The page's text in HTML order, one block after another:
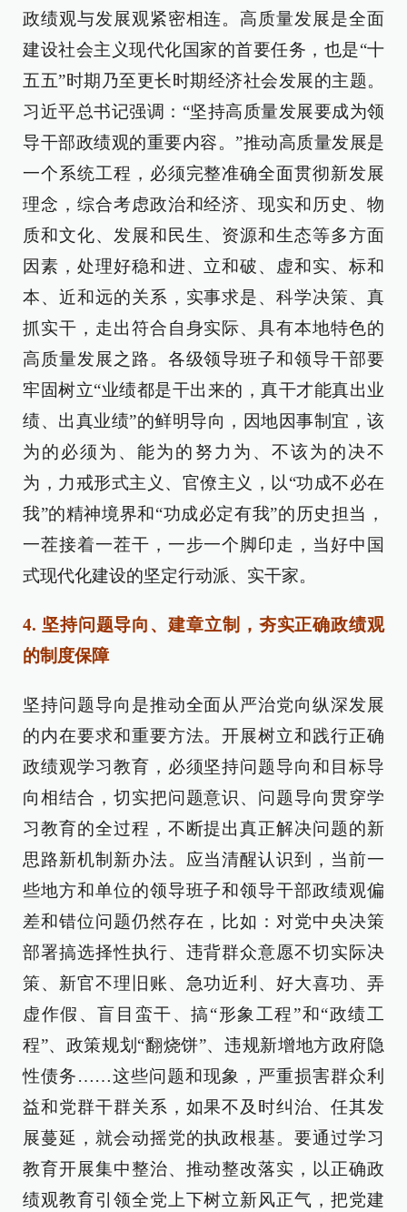
政绩观与发展观紧密相连。高质量发展是全面
建设社会主义现代化国家的首要任务，也是“十
五五”时期乃至更长时期经济社会发展的主题。
习近平总书记强调：“坚持高质量发展要成为领
导干部政绩观的重要内容。”推动高质量发展是
一个系统工程，必须完整准确全面贯彻新发展
理念，综合考虑政治和经济、现实和历史、物
质和文化、发展和民生、资源和生态等多方面
因素，处理好稳和进、立和破、虚和实、标和
本、近和远的关系，实事求是、科学决策、真
抓实干，走出符合自身实际、具有本地特色的
高质量发展之路。各级领导班子和领导干部要
牢固树立“业绩都是干出来的，真干才能真出业
绩、出真业绩”的鲜明导向，因地因事制宜，该
为的必须为、能为的努力为、不该为的决不
为，力戒形式主义、官僚主义，以“功成不必在
我”的精神境界和“功成必定有我”的历史担当，
一茬接着一茬干，一步一个脚印走，当好中国
式现代化建设的坚定行动派、实干家。
4. 坚持问题导向、建章立制，夯实正确政绩观
的制度保障
坚持问题导向是推动全面从严治党向纵深发展
的内在要求和重要方法。开展树立和践行正确
政绩观学习教育，必须坚持问题导向和目标导
向相结合，切实把问题意识、问题导向贯穿学
习教育的全过程，不断提出真正解决问题的新
思路新机制新办法。应当清醒认识到，当前一
些地方和单位的领导班子和领导干部政绩观偏
差和错位问题仍然存在，比如：对党中央决策
部署搞选择性执行、违背群众意愿不切实际决
策、新官不理旧账、急功近利、好大喜功、弄
虚作假、盲目蛮干、搞“形象工程”和“政绩工
程”、政策规划“翻烧饼”、违规新增地方政府隐
性债务……这些问题和现象，严重损害群众利
益和党群干群关系，如果不及时纠治、任其发
展蔓延，就会动摇党的执政根基。要通过学习
教育开展集中整治、推动整改落实，以正确政
绩观教育引领全党上下树立新风正气，把党建